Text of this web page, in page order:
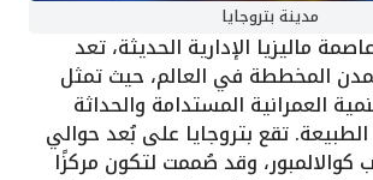
مدينة بتروجايا
ماليزيا الإدارية الحديثة، تعد
المخططة في العالم، حيث تمثل
العمرانية المستدامة والحداثة
تقع بتروجايا على بُعد حوالي
كوالالمبور، وقد صُممت لتكون مركزًا